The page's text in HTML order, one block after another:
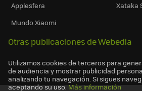
Applesfera
Xataka
Mundo Xiaomi
Otras publicaciones de Webedia
Utilizamos cookies de terceros para
de audiencia y mostrar publicidad
analizando tu navegación. Si sigues
aceptando su uso. Más información